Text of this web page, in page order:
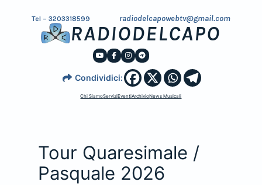
Tel – 3203318599 radiodelcapowebtv@gmail.com
RADIODELCAPO
Condividici:
Chi SiamoServiziEventiArchivioNews Musicali
Tour Quaresimale /
Pasquale 2026